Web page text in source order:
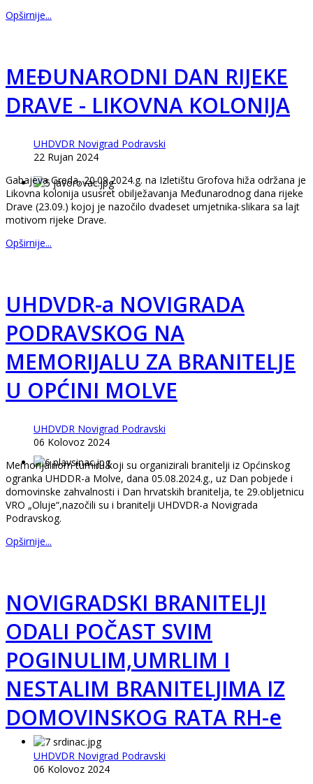
Opširnije...
MEĐUNARODNI DAN RIJEKE
DRAVE - LIKOVNA KOLONIJA
UHDVDR Novigrad Podravski
22 Rujan 2024
Gabajeva Greda, 20.09.2024.g. na Izletištu Grofova hiža održana je
Likovna kolonija ususret obilježavanja Međunarodnog dana rijeke
Drave (23.09.) kojoj je nazočilo dvadeset umjetnika-slikara sa lajt
motivom rijeke Drave.
Opširnije...
UHDVDR-a NOVIGRADA
PODRAVSKOG NA
MEMORIJALU ZA BRANITELJE
U OPĆINI MOLVE
UHDVDR Novigrad Podravski
06 Kolovoz 2024
Memorijalnom turniru koji su organizirali branitelji iz Općinskog
ogranka UHDDR-a Molve, dana 05.08.2024.g., uz Dan pobjede i
domovinske zahvalnosti i Dan hrvatskih branitelja, te 29.obljetnicu
VRO „Oluje“,nazočili su i branitelji UHDVDR-a Novigrada
Podravskog.
Opširnije...
NOVIGRADSKI BRANITELJI
ODALI POČAST SVIM
POGINULIM,UMRLIM I
NESTALIM BRANITELJIMA IZ
DOMOVINSKOG RATA RH-e
UHDVDR Novigrad Podravski
06 Kolovoz 2024